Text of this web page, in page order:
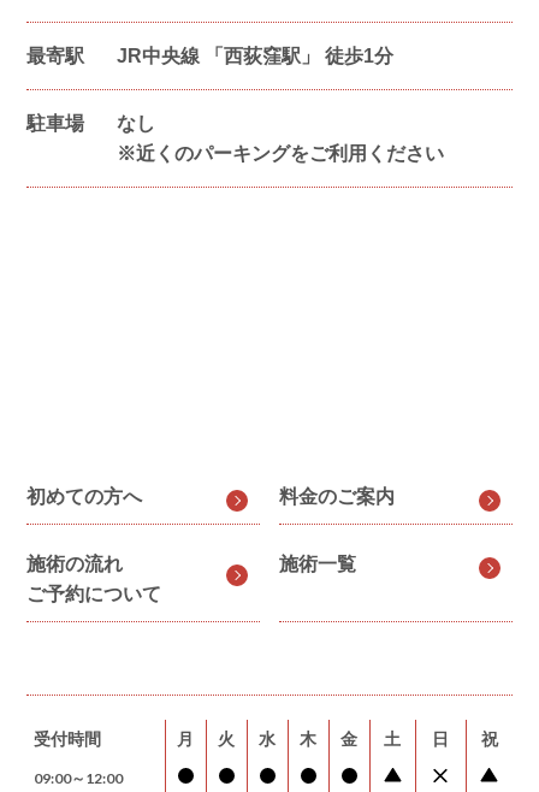
最寄駅 JR中央線 「西荻窪駅」 徒歩1分
駐車場
なし
※近くのパーキングをご利用ください
初めての方へ 料金のご案内
施術の流れ
ご予約について
施術一覧
受付時間 月 火 水 木 金 土 日 祝
09:00～12:00